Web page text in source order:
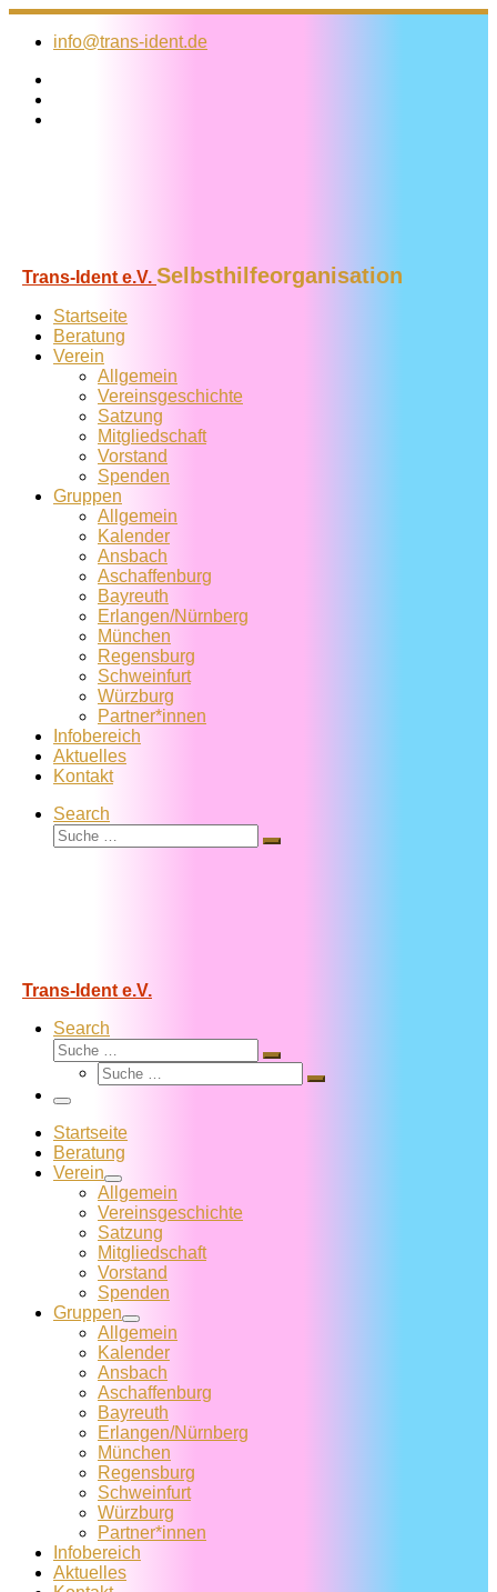
Zum
Inhalt
info@trans-ident.de
Trans-Ident e.V. Selbsthilfeorganisation
Startseite
Beratung
Verein
Allgemein
Vereins­geschichte
Satzung
Mitglied­schaft
Vorstand
Spenden
Gruppen
Allgemein
Kalender
Ansbach
Aschaffenburg
Bayreuth
Erlangen/Nürnberg
München
Regensburg
Schweinfurt
Würzburg
Partner*innen
Infobereich
Aktuelles
Kontakt
Search
Suche
Suche
Trans-Ident e.V.
Search
Suche
Suche
Suche
Suche
Menü
Startseite
Beratung
Verein
Allgemein
Vereins­geschichte
Satzung
Mitglied­schaft
Vorstand
Spenden
Gruppen
Allgemein
Kalender
Ansbach
Aschaffenburg
Bayreuth
Erlangen/Nürnberg
München
Regensburg
Schweinfurt
Würzburg
Partner*innen
Infobereich
Aktuelles